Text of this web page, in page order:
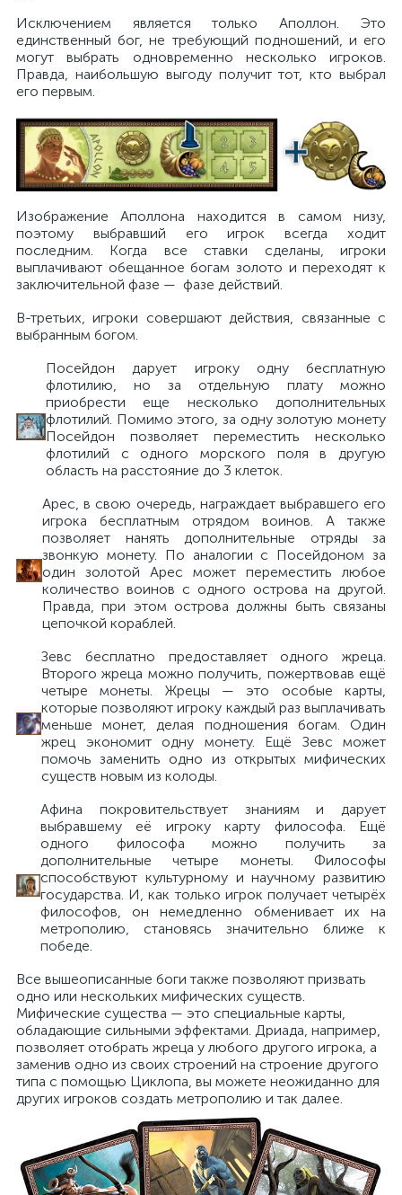
Исключением является только Аполлон. Это
единственный бог, не требующий подношений, и его
могут выбрать одновременно несколько игроков.
Правда, наибольшую выгоду получит тот, кто выбрал
его первым.
Изображение Аполлона находится в самом низу,
поэтому выбравший его игрок всегда ходит
последним. Когда все ставки сделаны, игроки
выплачивают обещанное богам золото и переходят к
заключительной фазе — фазе действий.
В-третьих, игроки совершают действия, связанные с
выбранным богом.
Посейдон дарует игроку одну бесплатную
флотилию, но за отдельную плату можно
приобрести еще несколько дополнительных
флотилий. Помимо этого, за одну золотую монету
Посейдон позволяет переместить несколько
флотилий с одного морского поля в другую
область на расстояние до 3 клеток.
Арес, в свою очередь, награждает выбравшего его
игрока бесплатным отрядом воинов. А также
позволяет нанять дополнительные отряды за
звонкую монету. По аналогии с Посейдоном за
один золотой Арес может переместить любое
количество воинов с одного острова на другой.
Правда, при этом острова должны быть связаны
цепочкой кораблей.
Зевс бесплатно предоставляет одного жреца.
Второго жреца можно получить, пожертвовав ещё
четыре монеты. Жрецы — это особые карты,
которые позволяют игроку каждый раз выплачивать
меньше монет, делая подношения богам. Один
жрец экономит одну монету. Ещё Зевс может
помочь заменить одно из открытых мифических
существ новым из колоды.
Афина покровительствует знаниям и дарует
выбравшему её игроку карту философа. Ещё
одного философа можно получить за
дополнительные четыре монеты. Философы
способствуют культурному и научному развитию
государства. И, как только игрок получает четырёх
философов, он немедленно обменивает их на
метрополию, становясь значительно ближе к
победе.
Все вышеописанные боги также позволяют призвать
одно или нескольких мифических существ.
Мифические существа — это специальные карты,
обладающие сильными эффектами. Дриада, например,
позволяет отобрать жреца у любого другого игрока, а
заменив одно из своих строений на строение другого
типа с помощью Циклопа, вы можете неожиданно для
других игроков создать метрополию и так далее.